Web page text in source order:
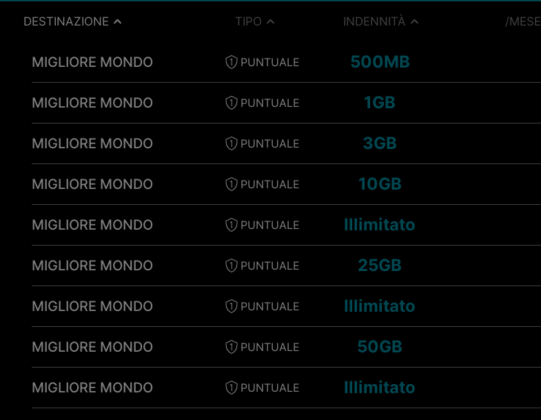
DESTINAZIONE TIPO INDENNITÀ /MESE
MIGLIORE MONDO PUNTUALE 500MB
MIGLIORE MONDO PUNTUALE 1GB
MIGLIORE MONDO PUNTUALE 3GB
MIGLIORE MONDO PUNTUALE 10GB
MIGLIORE MONDO PUNTUALE Illimitato
MIGLIORE MONDO PUNTUALE 25GB
MIGLIORE MONDO PUNTUALE Illimitato
MIGLIORE MONDO PUNTUALE 50GB
MIGLIORE MONDO PUNTUALE Illimitato